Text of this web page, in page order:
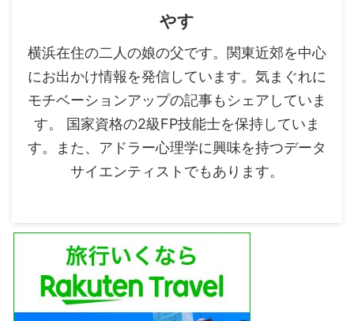
やす
横浜在住の二人の娘の父です。関東近郊を中心
にお出かけ情報を発信しています。気まぐれに
モチベーションアップの記事もシェアしていま
す。 国家資格の2級FP技能士を保持していま
す。また、アドラー心理学に興味を持つデータ
サイエンティストでもあります。